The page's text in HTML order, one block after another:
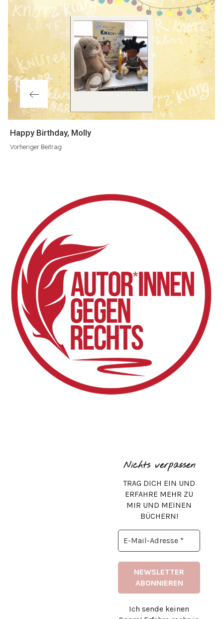
Vorheriger
Beitrag
Happy Birthday, Molly
Vorheriger Beitrag
Nichts verpassen
TRAG DICH EIN UND
ERFAHRE MEHR ZU
MIR UND MEINEN
BÜCHERN!
Ich sende keinen